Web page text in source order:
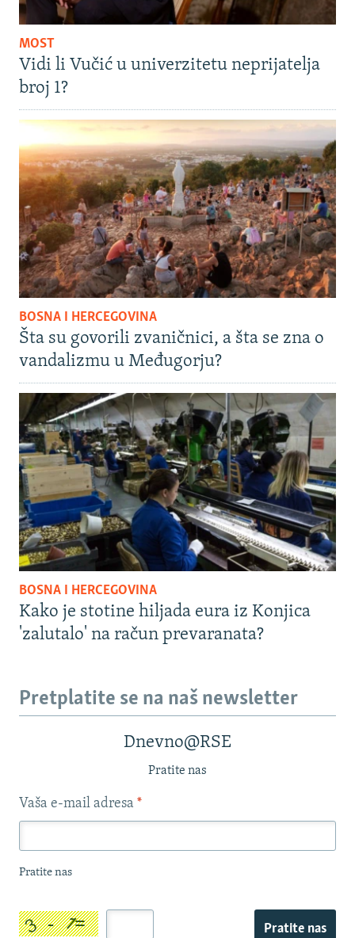
MOST
Vidi li Vučić u univerzitetu neprijatelja
broj 1?
BOSNA I HERCEGOVINA
Šta su govorili zvaničnici, a šta se zna o
vandalizmu u Međugorju?
BOSNA I HERCEGOVINA
Kako je stotine hiljada eura iz Konjica
'zalutalo' na račun prevaranata?
Pretplatite se na naš newsletter
Dnevno@RSE
Pratite nas
Vaša e-mail adresa *
Pratite nas
Pratite nas